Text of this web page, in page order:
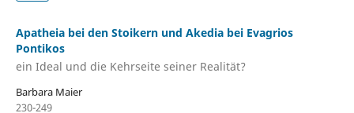
Apatheia bei den Stoikern und Akedia bei Evagrios
Pontikos
ein Ideal und die Kehrseite seiner Realität?
Barbara Maier
230-249